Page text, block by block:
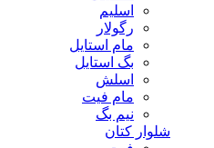
اسلیم
رگولار
مام استایل
بگ استایل
اسلش
مام فیت
نیم بگ
شلوار کتان